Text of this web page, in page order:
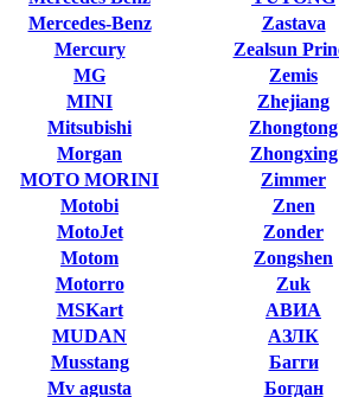
Mercedes-Benz
Mercury
MG
MINI
Mitsubishi
Morgan
MOTO MORINI
Motobi
MotoJet
Motom
Motorro
MSKart
MUDAN
Musstang
Mv agusta
Zastava
Zealsun
Zemis
Zhejiang
Zhongtong
Zhongxing
Zimmer
Znen
Zonder
Zongshen
Zuk
АВИА
АЗЛК
Багги
Богдан